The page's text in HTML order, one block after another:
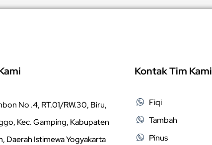
No .4, RT.01/RW.30, Biru,
Kec. Gamping, Kabupaten
Daerah Istimewa Yogyakarta
Kontak Tim Kami
Fiqi
Tambah
Pinus